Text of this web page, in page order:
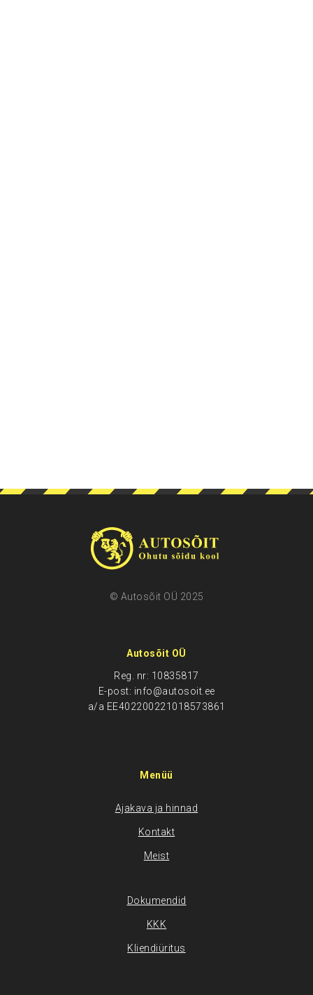
© Autosõit OÜ 2025
Autosõit OÜ
Reg. nr: 10835817
E-post: info@autosoit.ee
a/a EE402200221018573861
Menüü
Ajakava ja hinnad
Kontakt
Meist
Dokumendid
KKK
Kliendiüritus